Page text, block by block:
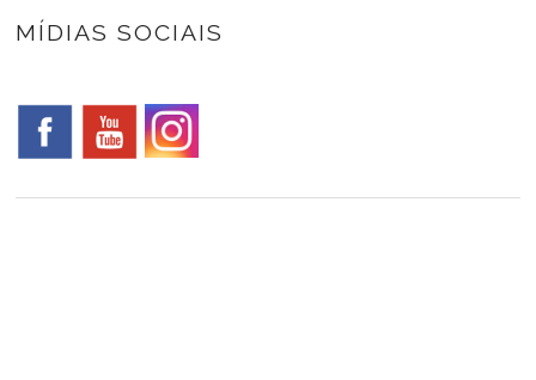
MÍDIAS SOCIAIS